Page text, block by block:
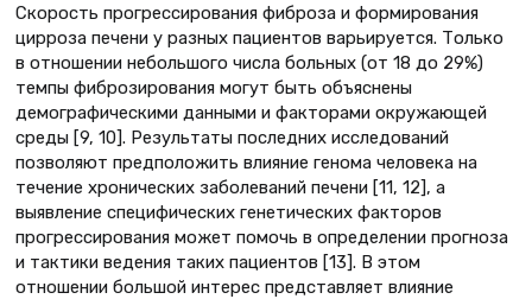
Скорость прогрессирования фиброза и формирования
цирроза печени у разных пациентов варьируется. Только
в отношении небольшого числа больных (от 18 до 29%)
темпы фиброзирования могут быть объяснены
демографическими данными и факторами окружающей
среды [9, 10]. Результаты последних исследований
позволяют предположить влияние генома человека на
течение хронических заболеваний печени [11, 12], а
выявление специфических генетических факторов
прогрессирования может помочь в определении прогноза
и тактики ведения таких пациентов [13]. В этом
отношении большой интерес представляет влияние